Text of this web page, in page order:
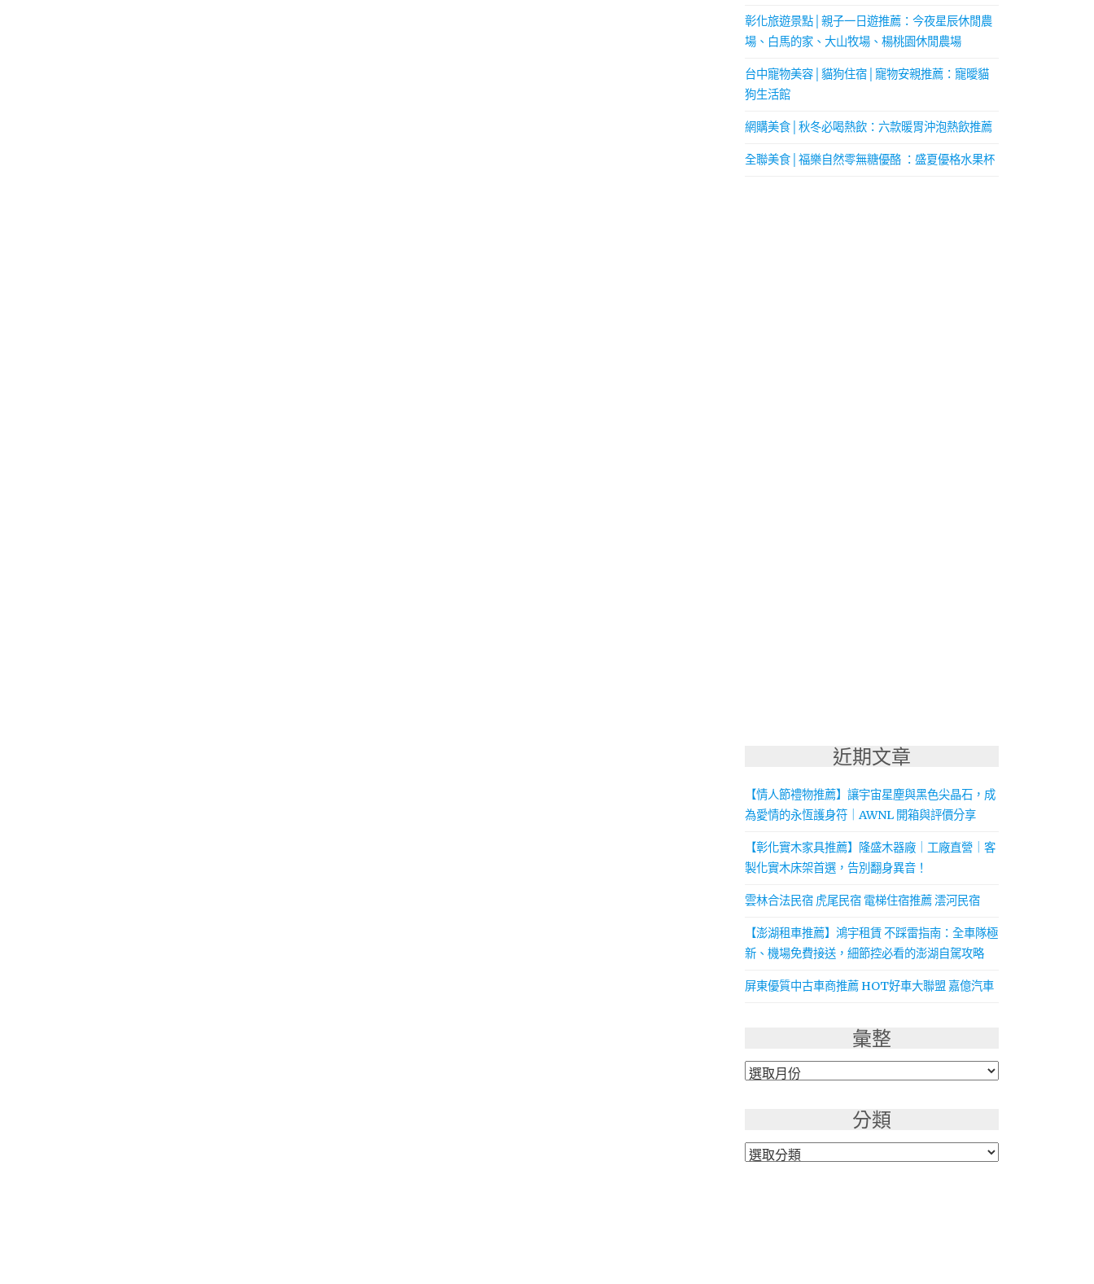
彰化旅遊景點│親子一日遊推薦：今夜星辰休閒農
場、白馬的家、大山牧場、楊桃園休閒農場
台中寵物美容│貓狗住宿│寵物安親推薦：寵曖貓
狗生活館
網購美食│秋冬必喝熱飲：六款暖胃沖泡熱飲推薦
全聯美食│福樂自然零無糖優酪 ：盛夏優格水果杯
近期文章
【情人節禮物推薦】讓宇宙星塵與黑色尖晶石，成
為愛情的永恆護身符｜AWNL 開箱與評價分享
【彰化實木家具推薦】隆盛木器廠｜工廠直營｜客
製化實木床架首選，告別翻身異音！
雲林合法民宿 虎尾民宿 電梯住宿推薦 澐河民宿
【澎湖租車推薦】鴻宇租賃 不踩雷指南：全車隊極
新、機場免費接送，細節控必看的澎湖自駕攻略
屏東優質中古車商推薦 HOT好車大聯盟 嘉億汽車
彙整
彙
分類
分